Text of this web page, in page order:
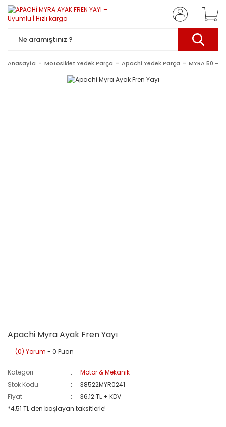
Anasayfa Motosiklet Yedek Parça Apachi Yedek Parça MYRA 50 -
Apachi Myra Ayak Fren Yayı
(0) Yorum - 0 Puan
Kategori
Motor & Mekanik
Stok Kodu
38522MYR0241
Fiyat
36,12 TL + KDV
*4,51 TL den başlayan taksitlerle!